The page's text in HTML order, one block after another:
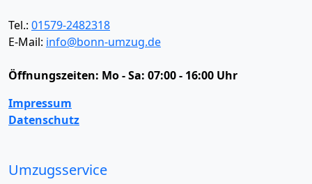
Tel.: 01579-2482318
E-Mail: info@bonn-umzug.de
Öffnungszeiten: Mo - Sa: 07:00 - 16:00 Uhr
Impressum
Datenschutz
Umzugsservice